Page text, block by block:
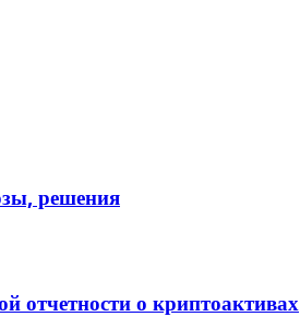
решения
отчетности о криптоактивах